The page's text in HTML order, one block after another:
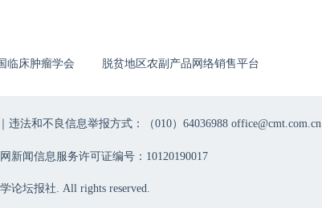
临床肿瘤学会 脱贫地区农副产品网络销售平台
违法和不良信息举报方式：（010）64036988 office@cmt.com.cn
新闻信息服务许可证编号：10120190017
论坛报社. All rights reserved.